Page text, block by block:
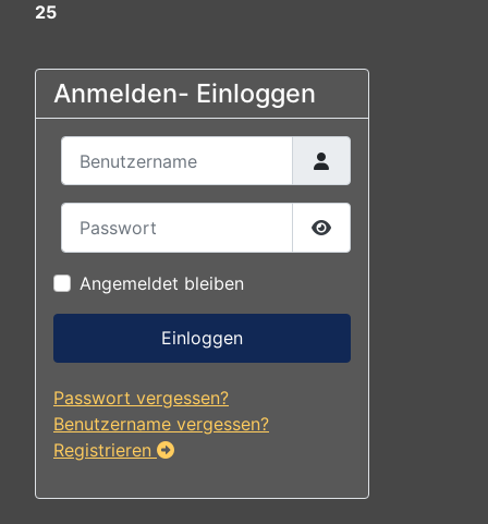
25
Anmelden- Einloggen
Passwort anzeigen
Angemeldet bleiben
Einloggen
Passwort vergessen?
Benutzername vergessen?
Registrieren